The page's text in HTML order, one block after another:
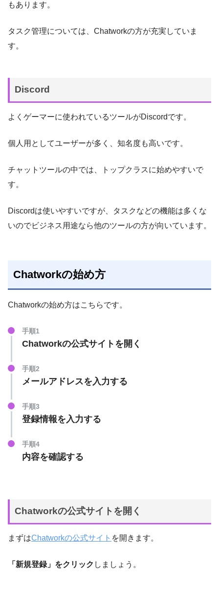
もあります。
タスク管理については、Chatworkの方が充実していま
す。
Discord
よくゲーマーに使われているツールがDiscordです。
個人用としてユーザーが多く、知名度も高いです。
チャットツールの中では、トップクラスに始めやすいで
す。
Discordは使いやすいですが、タスクなどの機能は多くな
いのでビジネス用途なら他のツールの方が向いています。
Chatworkの始め方
Chatworkの始め方はこちらです。
手順1
Chatworkの公式サイトを開く
手順2
メールアドレスを入力する
手順3
登録情報を入力する
手順4
内容を確認する
Chatworkの公式サイトを開く
まずはChatworkの公式サイト を開きます。
「新規登録」をクリック しましょう。